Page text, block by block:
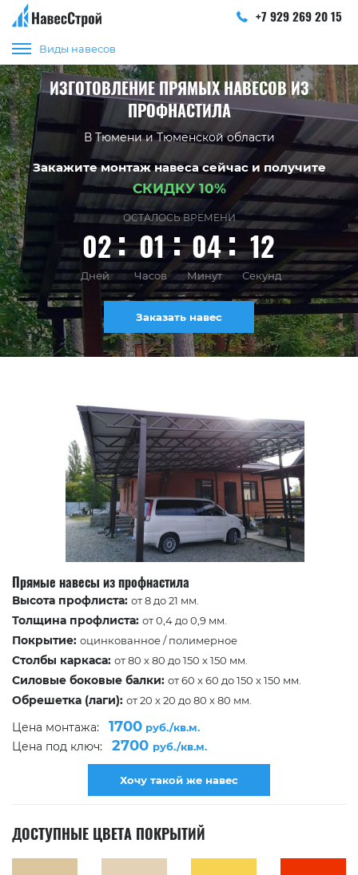
+7 929 269 20 15
Виды навесов
ИЗГОТОВЛЕНИЕ ПРЯМЫХ НАВЕСОВ ИЗ
ПРОФНАСТИЛА
В Тюмени и Тюменской области
Закажите монтаж навеса сейчас и получите
СКИДКУ 10%
ОСТАЛОСЬ ВРЕМЕНИ
02 01 04 11
Дней Часов Минут Секунд
Заказать навес
Прямые навесы из профнастила
Высота профлиста: от 8 до 21 мм.
Толщина профлиста: от 0,4 до 0,9 мм.
Покрытие: оцинкованное / полимерное
Столбы каркаса: от 80 x 80 до 150 x 150 мм.
Силовые боковые балки: от 60 x 60 до 150 x 150 мм.
Обрешетка (лаги): от 20 x 20 до 80 x 80 мм.
Цена монтажа: 1700 руб./кв.м.
Цена под ключ: 2700 руб./кв.м.
Хочу такой же навес
ДОСТУПНЫЕ ЦВЕТА ПОКРЫТИЙ